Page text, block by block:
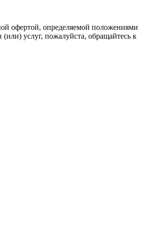
офертой, определяемой положениями
услуг, пожалуйста, обращайтесь к